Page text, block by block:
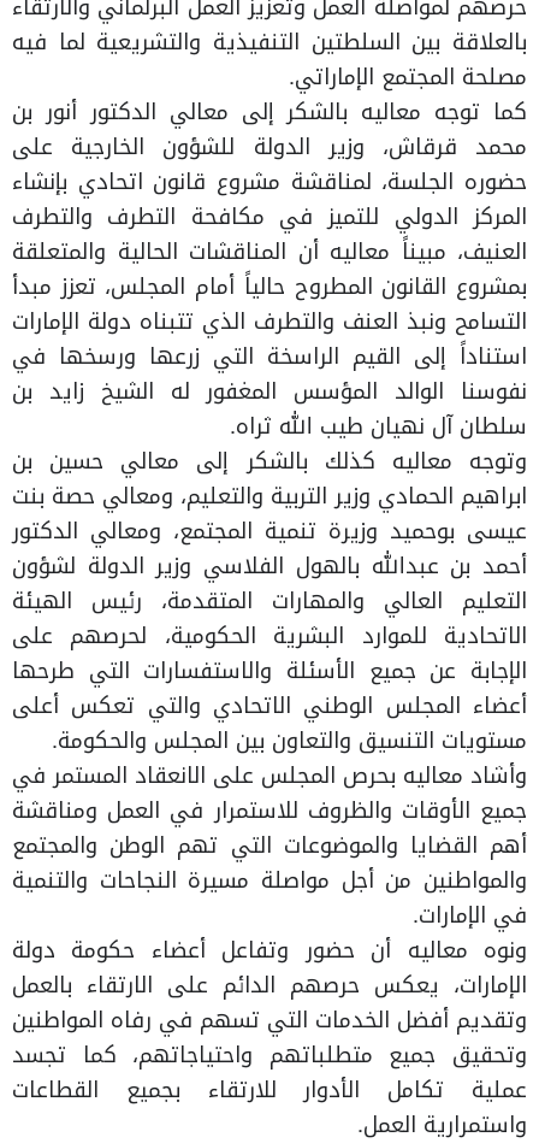
بالعلاقة بين السلطتين التنفيذية والتشريعية لما فيه
مصلحة المجتمع الإماراتي.
كما توجه معاليه بالشكر إلى معالي الدكتور أنور بن
محمد قرقاش، وزير الدولة للشؤون الخارجية على
حضوره الجلسة، لمناقشة مشروع قانون اتحادي بإنشاء
المركز الدولي للتميز في مكافحة التطرف والتطرف
العنيف، مبيناً معاليه أن المناقشات الحالية والمتعلقة
بمشروع القانون المطروح حالياً أمام المجلس، تعزز مبدأ
التسامح ونبذ العنف والتطرف الذي تتبناه دولة الإمارات
استناداً إلى القيم الراسخة التي زرعها ورسخها في
نفوسنا الوالد المؤسس المغفور له الشيخ زايد بن
سلطان آل نهيان طيب الله ثراه.
وتوجه معاليه كذلك بالشكر إلى معالي حسين بن
ابراهيم الحمادي وزير التربية والتعليم، ومعالي حصة بنت
عيسى بوحميد وزيرة تنمية المجتمع، ومعالي الدكتور
أحمد بن عبدالله بالهول الفلاسي وزير الدولة لشؤون
التعليم العالي والمهارات المتقدمة، رئيس الهيئة
الاتحادية للموارد البشرية الحكومية، لحرصهم على
الإجابة عن جميع الأسئلة والاستفسارات التي طرحها
أعضاء المجلس الوطني الاتحادي والتي تعكس أعلى
مستويات التنسيق والتعاون بين المجلس والحكومة.
وأشاد معاليه بحرص المجلس على الانعقاد المستمر في
جميع الأوقات والظروف للاستمرار في العمل ومناقشة
أهم القضايا والموضوعات التي تهم الوطن والمجتمع
والمواطنين من أجل مواصلة مسيرة النجاحات والتنمية
في الإمارات.
ونوه معاليه أن حضور وتفاعل أعضاء حكومة دولة
الإمارات، يعكس حرصهم الدائم على الارتقاء بالعمل
وتقديم أفضل الخدمات التي تسهم في رفاه المواطنين
وتحقيق جميع متطلباتهم واحتياجاتهم، كما تجسد
عملية تكامل الأدوار للارتقاء بجميع القطاعات
واستمرارية العمل.